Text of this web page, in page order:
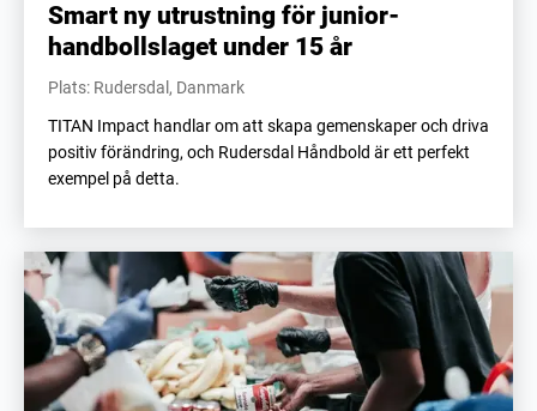
Smart ny utrustning för junior-
handbollslaget under 15 år
Plats: Rudersdal, Danmark
TITAN Impact handlar om att skapa gemenskaper och driva
positiv förändring, och Rudersdal Håndbold är ett perfekt
exempel på detta.